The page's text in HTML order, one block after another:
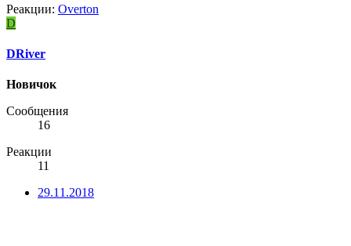
Реакции: Overton
D
DRiver
Новичок
Сообщения
16
Реакции
11
29.11.2018